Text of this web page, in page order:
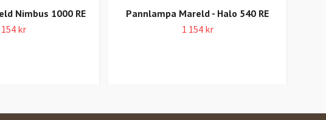
Nimbus 1000 RE
154 kr
Pannlampa Mareld - Halo 540 RE
1 154 kr